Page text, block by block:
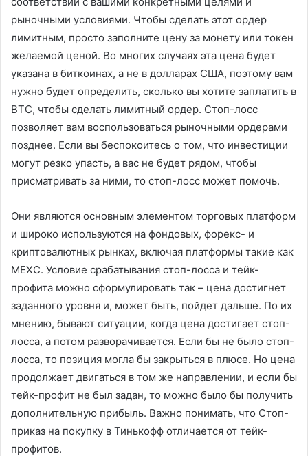
рыночными условиями. Чтобы сделать этот ордер
лимитным, просто заполните цену за монету или токен
желаемой ценой. Во многих случаях эта цена будет
указана в биткоинах, а не в долларах США, поэтому вам
нужно будет определить, сколько вы хотите заплатить в
BTC, чтобы сделать лимитный ордер. Стоп-лосс
позволяет вам воспользоваться рыночными ордерами
позднее. Если вы беспокоитесь о том, что инвестиции
могут резко упасть, а вас не будет рядом, чтобы
присматривать за ними, то стоп-лосс может помочь.
Они являются основным элементом торговых платформ
и широко используются на фондовых, форекс- и
криптовалютных рынках, включая платформы такие как
MEXC. Условие срабатывания стоп-лосса и тейк-
профита можно сформулировать так – цена достигнет
заданного уровня и, может быть, пойдет дальше. По их
мнению, бывают ситуации, когда цена достигает стоп-
лосса, а потом разворачивается. Если бы не было стоп-
лосса, то позиция могла бы закрыться в плюсе. Но цена
продолжает двигаться в том же направлении, и если бы
тейк-профит не был задан, то можно было бы получить
дополнительную прибыль. Важно понимать, что Стоп-
приказ на покупку в Тинькофф отличается от тейк-
профитов.